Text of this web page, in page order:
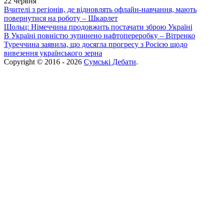
Вчителі з регіонів, де відновлять офлайн-навчання, мають
повернутися на роботу – Шкарлет
Шольц: Німеччина продовжить постачати зброю Україні
В Україні повністю зупинено нафтопереробку – Вітренко
Туреччина заявила, що досягла прогресу з Росією щодо
вивезення українського зерна
Copyright © 2016 - 2026 Сумські Дебати.